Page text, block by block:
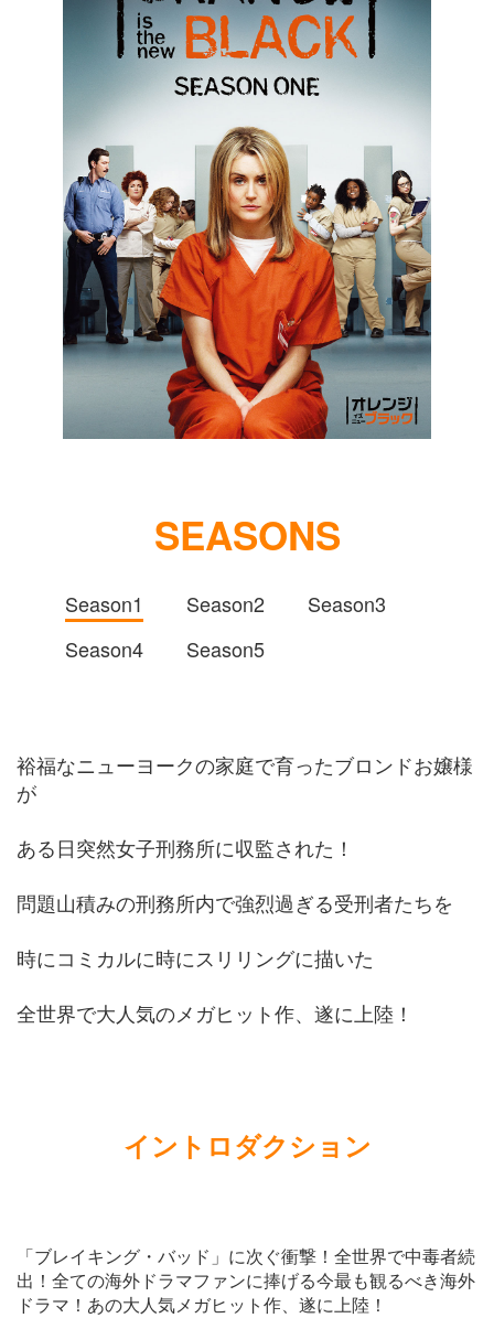
SEASONS
Season1 Season2
Season3
Season4
Season5
裕福なニューヨークの家庭で育ったブロンドお嬢様
が
ある日突然女子刑務所に収監された！
問題山積みの刑務所内で強烈過ぎる受刑者たちを
時にコミカルに時にスリリングに描いた
全世界で大人気のメガヒット作、遂に上陸！
イントロダクション
「ブレイキング・バッド」に次ぐ衝撃！全世界で中毒者続
出！全ての海外ドラマファンに捧げる今最も観るべき海外
ドラマ！あの大人気メガヒット作、遂に上陸！